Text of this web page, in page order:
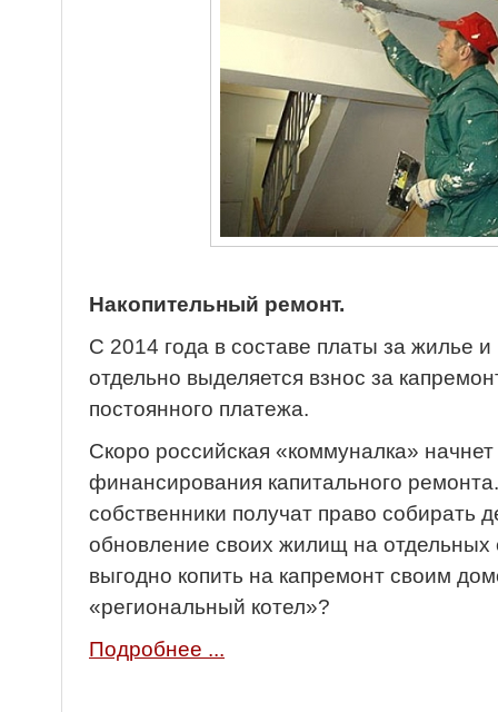
Накопительный ремонт.
С 2014 года в составе платы за жилье
отдельно выделяется взнос за
постоянного платежа.
Скоро российская «коммуналка»
финансирования капитального
собственники получат право собирать
обновление своих жилищ на отдельных
выгодно копить на капремонт своим
«региональный котел»?
Подробнее ...